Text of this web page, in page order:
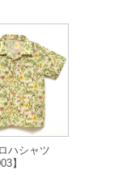
ハシャツ
】